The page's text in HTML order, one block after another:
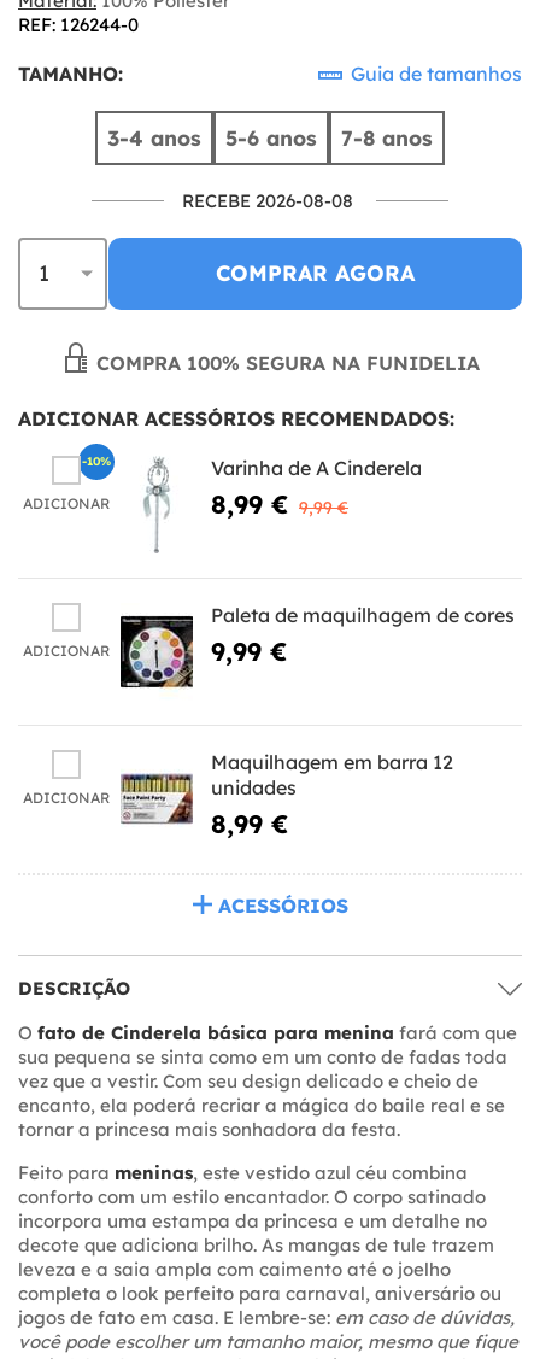
REF: 126244-0
TAMANHO: Guia de tamanhos
3-4 anos 5-6 anos 7-8 anos
RECEBE 2026-08-08
COMPRAR AGORA
COMPRA 100% SEGURA NA FUNIDELIA
ADICIONAR ACESSÓRIOS RECOMENDADOS:
ADICIONAR
Varinha de A Cinderela
8,99 € 9,99 €
-10%
ADICIONAR
Paleta de maquilhagem de cores
9,99 €
ADICIONAR
Maquilhagem em barra 12
unidades
8,99 €
ACESSÓRIOS
DESCRIÇÃO
O fato de Cinderela básica para menina fará com que
sua pequena se sinta como em um conto de fadas toda
vez que a vestir. Com seu design delicado e cheio de
encanto, ela poderá recriar a mágica do baile real e se
tornar a princesa mais sonhadora da festa.
Feito para meninas, este vestido azul céu combina
conforto com um estilo encantador. O corpo satinado
incorpora uma estampa da princesa e um detalhe no
decote que adiciona brilho. As mangas de tule trazem
leveza e a saia ampla com caimento até o joelho
completa o look perfeito para carnaval, aniversário ou
jogos de fato em casa. E lembre-se: em caso de dúvidas,
você pode escolher um tamanho maior, mesmo que fique